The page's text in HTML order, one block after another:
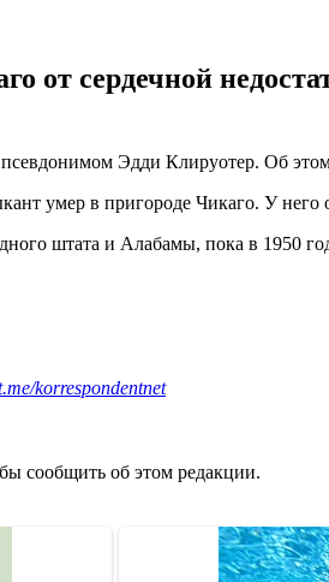
от сердечной
Эдди Клируотер. Об
умер в пригороде Чикаго. У него
штата и Алабамы, пока в 1950
korrespondentnet
сообщить об этом редакции.